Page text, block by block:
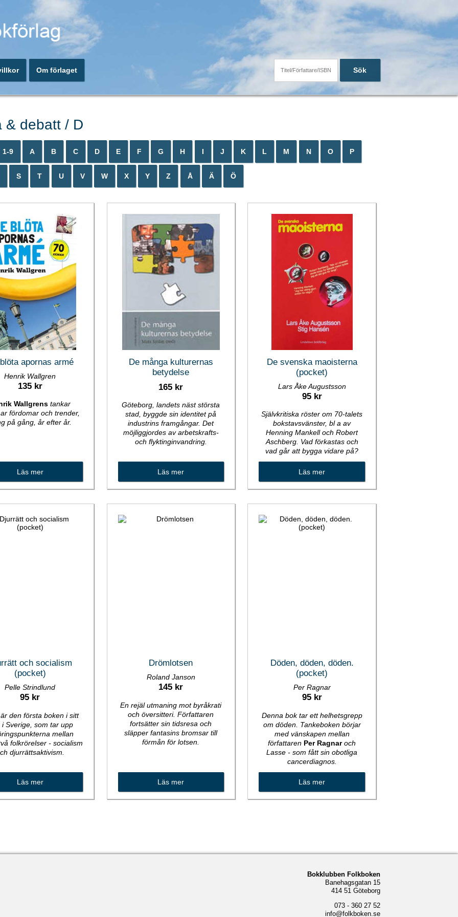
Om förlaget Sök
& debatt / D
1-9 A B C D E F G H I J K L M N O P
S T U V W X Y Z Å Ä Ö
apornas armé
Henrik Wallgren
135 kr
Wallgrens tankar
fördomar och trender,
på gång, år efter år.
Läs mer
De många kulturernas
betydelse
165 kr
Göteborg, landets näst största
stad, byggde sin identitet på
industrins framgångar. Det
möjliggjordes av arbetskrafts-
och flyktinginvandring.
Läs mer
De svenska maoisterna
(pocket)
Lars Åke Augustsson
95 kr
Självkritiska röster om 70-talets
bokstavsvänster, bl a av
Henning Mankell och Robert
Aschberg. Vad förkastas och
vad går att bygga vidare på?
Läs mer
och socialism
(pocket)
Pelle Strindlund
95 kr
den första boken i sitt
i Sverige, som tar upp
mellan
folkrörelser - socialism
djurrättsaktivism.
Läs mer
Drömlotsen
Roland Janson
145 kr
En rejäl utmaning mot byråkrati
och översitteri. Författaren
fortsätter sin tidsresa och
släpper fantasins bromsar till
förmån för lotsen.
Läs mer
Döden, döden, döden.
(pocket)
Per Ragnar
95 kr
Denna bok tar ett helhetsgrepp
om döden. Tankeboken börjar
med vänskapen mellan
författaren Per Ragnar och
Lasse - som fått sin obotliga
cancerdiagnos.
Läs mer
Bokklubben Folkboken
Banehagsgatan 15
414 51 Göteborg
073 - 360 27 52
info@folkboken.se